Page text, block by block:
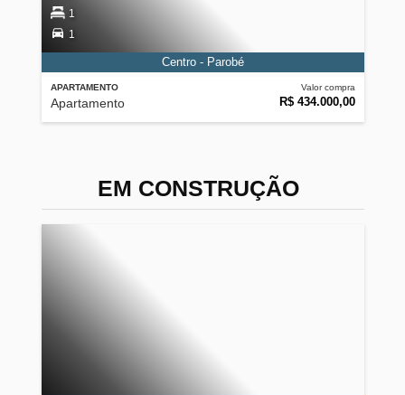
APARTAMENTO
Apartamento
Valor compra
R$ 434.000,00
1
1
Centro - Parobé
EM CONSTRUÇÃO